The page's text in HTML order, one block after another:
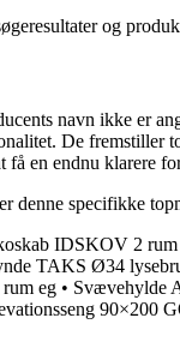
og
navn ikke er
De fremstiller
få en endnu klarere
denne specifikke
IDSKOV 2
TAKS Ø34
eg • Svævehylde
90×200